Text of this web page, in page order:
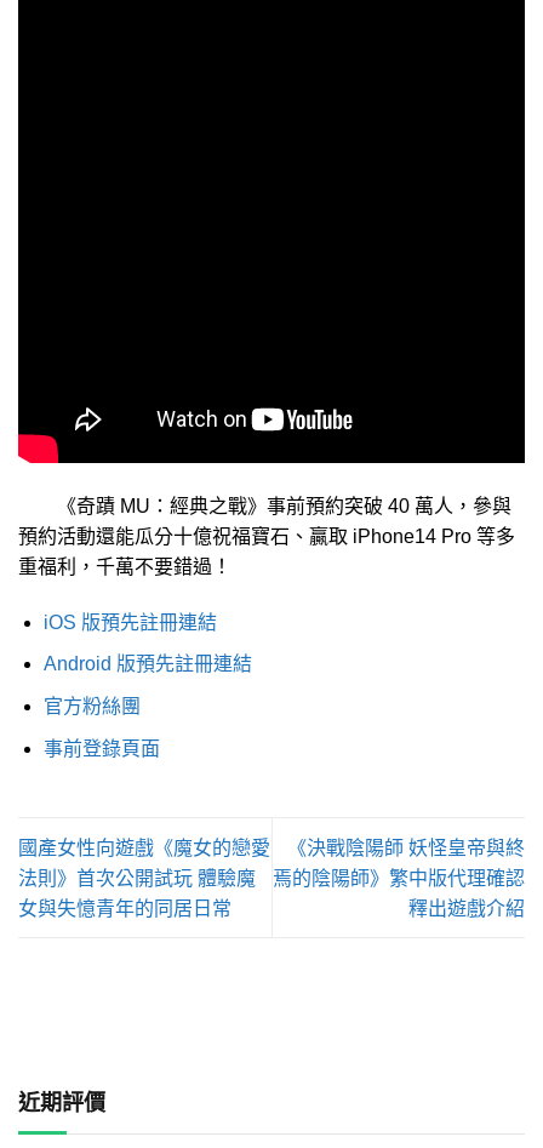
《奇蹟 MU：經典之戰》事前預約突破 40 萬人，參與
預約活動還能瓜分十億祝福寶石、贏取 iPhone14 Pro 等多
重福利，千萬不要錯過！
iOS 版預先註冊連結
Android 版預先註冊連結
官方粉絲團
事前登錄頁面
國產女性向遊戲《魔女的戀愛
法則》首次公開試玩 體驗魔
女與失憶青年的同居日常
《決戰陰陽師 妖怪皇帝與終
焉的陰陽師》繁中版代理確認
釋出遊戲介紹
近期評價